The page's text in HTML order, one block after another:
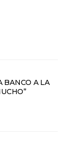
BANCO A LA